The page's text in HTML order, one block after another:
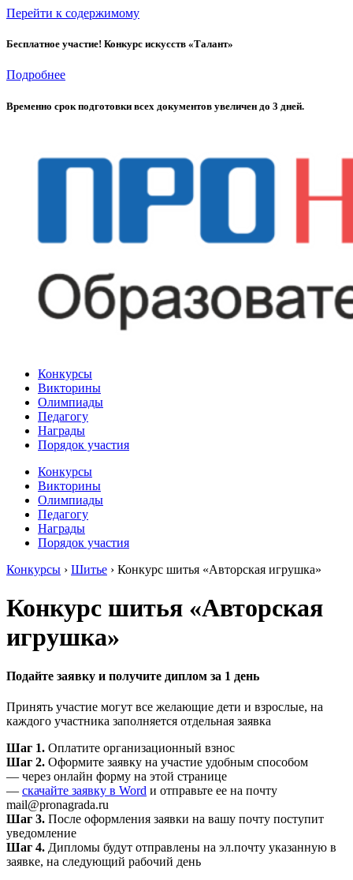
Перейти к содержимому
Бесплатное участие! Конкурс искусств «Талант»
Подробнее
Временно cрок подготовки всех документов увеличен до 3 дней.
Конкурсы
Викторины
Олимпиады
Педагогу
Награды
Порядок участия
Конкурсы
Викторины
Олимпиады
Педагогу
Награды
Порядок участия
Конкурсы › Шитье › Конкурс шитья «Авторская игрушка»
Конкурс шитья «Авторская
игрушка»
Подайте заявку и получите диплом за 1 день
Принять участие могут все желающие дети и взрослые, на
каждого участника заполняется отдельная заявка
Шаг 1. Оплатите организационный взнос
Шаг 2. Оформите заявку на участие удобным способом
— через онлайн форму на этой странице
— скачайте заявку в Word и отправьте ее на почту
mail@pronagrada.ru
Шаг 3. После оформления заявки на вашу почту поступит
уведомление
Шаг 4. Дипломы будут отправлены на эл.почту указанную в
заявке, на следующий рабочий день